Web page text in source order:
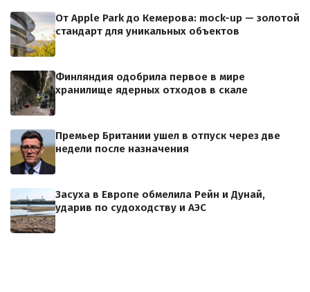
От Apple Park до Кемерова: mock-up — золотой
стандарт для уникальных объектов
Финляндия одобрила первое в мире
хранилище ядерных отходов в скале
Премьер Британии ушел в отпуск через две
недели после назначения
Засуха в Европе обмелила Рейн и Дунай,
ударив по судоходству и АЭС